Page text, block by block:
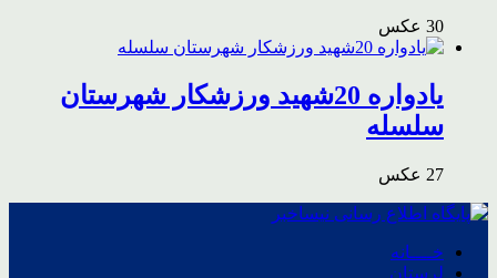
30 عکس
یادواره 20شهید ورزشکار شهرستان
سلسله
27 عکس
خــــانه
لرستان